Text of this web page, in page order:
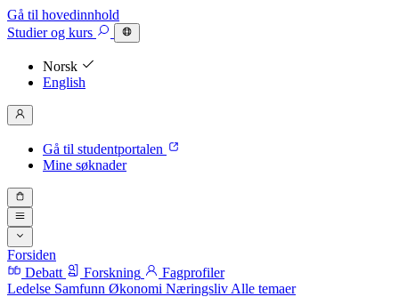
Gå til hovedinnhold
Studierog kurs
Norsk
English
Gå til studentportalen
Mine søknader
Forsiden
Debatt
Forskning
Fagprofiler
Ledelse Samfunn Økonomi Næringsliv Alle temaer